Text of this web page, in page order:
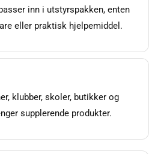
inn i utstyrspakken, enten
eller praktisk hjelpemiddel.
klubber, skoler, butikker og
supplerende produkter.